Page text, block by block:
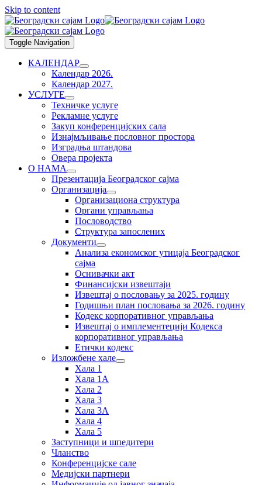
Skip to content
Toggle Navigation
КАЛЕНДАР
Календар 2026.
Календар 2027.
УСЛУГЕ
Техничке услуге
Рекламне услуге
Закуп конференцијских сала
Изнајмљивање пословног простора
Изградња штандова
Овера пројекта
О НАМА
Презентација Београдског сајма
Организација
Организациона структура
Органи управљања
Пословодство
Структура запослених
Документи
Анализа економског утицаја Београдског
сајма
Оснивачки акт
Финансијски извештаји
Извештај о пословању за 2025. годину
Годишњи план пословања за 2026. годину
Кодекс корпоративног управљања
Извештај о имплементецији Кодекса
корпоративног управљања
Етички кодекс
Изложбене хале
Хала 1
Хала 1А
Хала 2
Хала 3
Хала 3А
Хала 4
Хала 5
Заступници и шпедитери
Чланство
Конференцијске сале
Медијски партнери